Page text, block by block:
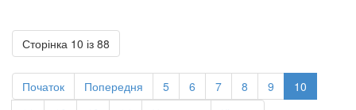
Сторінка 10 із 88
Початок Попередня 5 6 7 8 9
10